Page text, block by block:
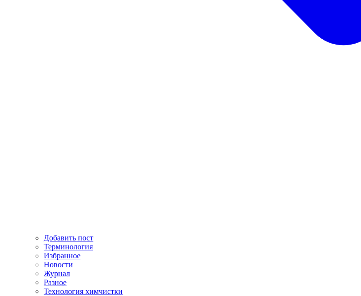
Добавить пост
Терминология
Избранное
Новости
Журнал
Разное
Технология химчистки